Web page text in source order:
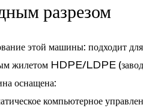
разрезом
этой машины: подходит
жилетом HDPE/LDPE
оснащена:
компьютерное